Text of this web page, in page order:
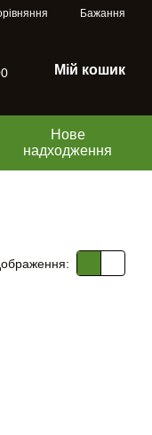
Бажання
Мій кошик
Нове
надходження